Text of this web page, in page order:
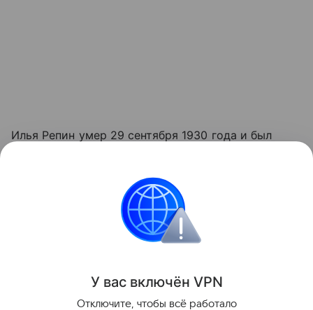
Илья Репин умер 29 сентября 1930 года и был
продолжали жить его старшая дочь и сын. Всего в
"Пенатах" Репин прожил и проработал почти 30
лет. На реставрацию музей закрылся осенью 2024
Поделиться
У вас включён VPN
Отключите, чтобы всё работало